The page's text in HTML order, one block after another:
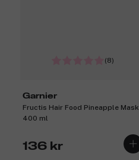
(8)
Garnier
Fructis Hair Food Pineapple Mask
400 ml
136 kr